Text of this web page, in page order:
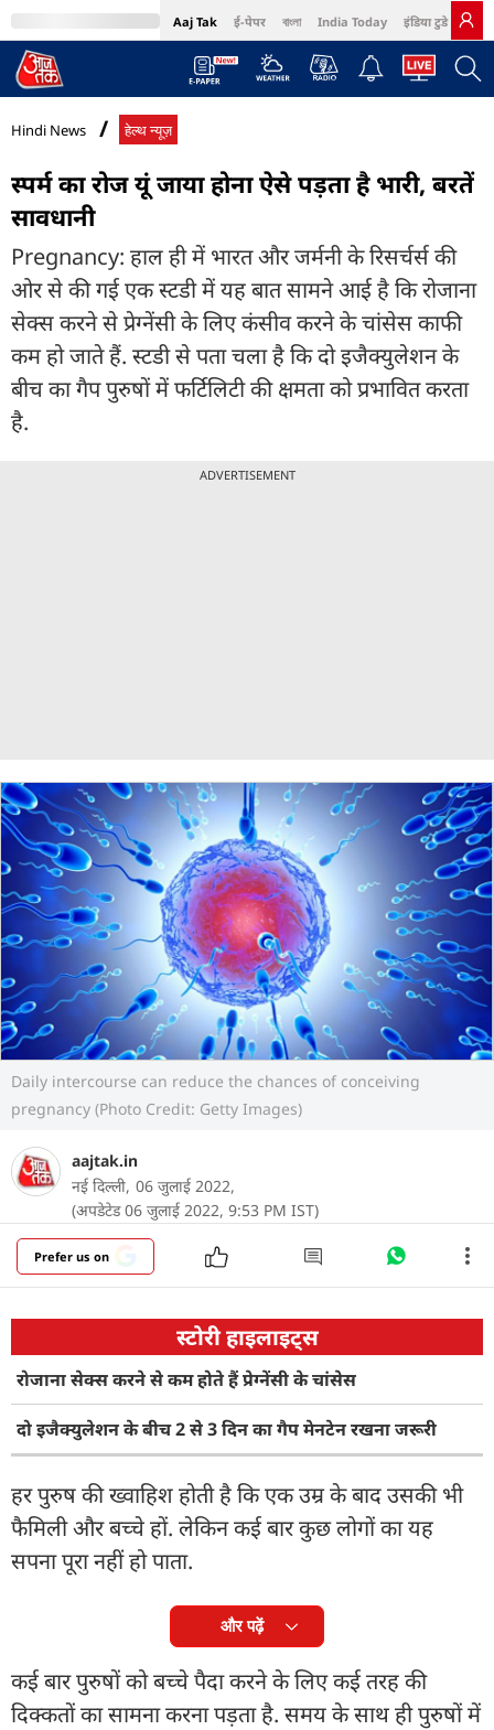
Aaj Tak ई-पेपर বাংলা India Today इंडिया टुडे हिंदी
MumbaiTak Cosmopolitan Harper's Bazaar Northeast
Hindi News हेल्थ न्यूज़
स्पर्म का रोज यूं जाया होना ऐसे पड़ता है भारी, बरतें
सावधानी
Pregnancy: हाल ही में भारत और जर्मनी के रिसर्चर्स की
ओर से की गई एक स्टडी में यह बात सामने आई है कि रोजाना
सेक्स करने से प्रेग्नेंसी के लिए कंसीव करने के चांसेस काफी
कम हो जाते हैं. स्टडी से पता चला है कि दो इजैक्‍युलेशन के
बीच का गैप पुरुषों में फर्टिलिटी की क्षमता को प्रभावित करता
है.
ADVERTISEMENT
Daily intercourse can reduce the chances of conceiving
pregnancy (Photo Credit: Getty Images)
aajtak.in
नई दिल्ली, 06 जुलाई 2022,
(अपडेटेड 06 जुलाई 2022, 9:53 PM IST)
Prefer us on
स्टोरी हाइलाइट्स
रोजाना सेक्स करने से कम होते हैं प्रेग्नेंसी के चांसेस
दो इजैक्‍युलेशन के बीच 2 से 3 दिन का गैप मेनटेन रखना जरूरी
हर पुरुष की ख्वाहिश होती है कि एक उम्र के बाद उसकी भी
फैमिली और बच्चे हों. लेकिन कई बार कुछ लोगों का यह
सपना पूरा नहीं हो पाता.
और पढ़ें
कई बार पुरुषों को बच्चे पैदा करने के लिए कई तरह की
दिक्कतों का सामना करना पड़ता है. समय के साथ ही पुरुषों में